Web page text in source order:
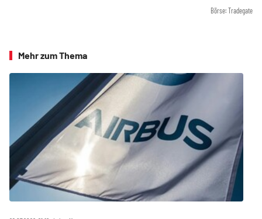
Börse: Tradegate
Mehr zum Thema